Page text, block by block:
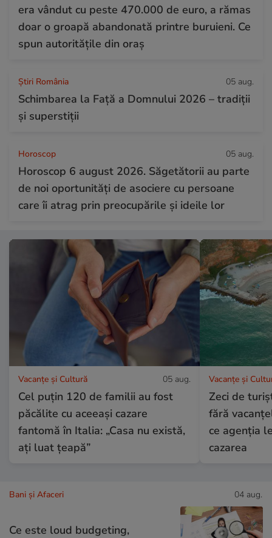
era vândut cu peste 470.000 de euro, a rămas
doar o groapă abandonată printre buruieni. Ce
spun autoritățile din oraș
Știri România 05 aug.
Schimbarea la Față a Domnului 2026 – tradiții
și superstiții
Horoscop 05 aug.
Horoscop 6 august 2026. Săgetătorii au parte
de noi oportunități de asociere cu persoane
care îi atrag prin preocupările și ideile lor
Vacanțe și Cultură 05 aug.
Cel puțin 120 de familii au fost
păcălite cu aceeași cazare
fantomă în Italia: „Casa nu există,
ați luat țeapă”
Vacanțe și
Zeci de
fără
ce agenția
cazarea
Bani și Afaceri 04 aug.
Ce este loud budgeting,